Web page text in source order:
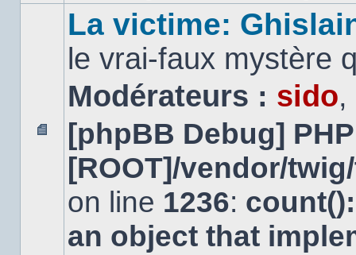
Aucun
message
non
La victime:
le vrai-faux mystère
Modérateurs : sido,
[phpBB Debug]
[ROOT]/vendor/
on line 1236:
an object that